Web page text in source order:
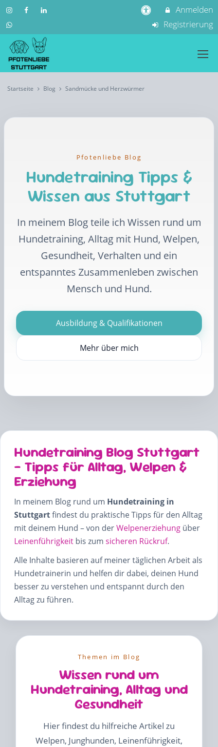
Anmelden
Registrierung
Startseite Blog Sandmücke und Herzwürmer
Pfotenliebe Blog
Hundetraining Tipps &
Wissen aus Stuttgart
In meinem Blog teile ich Wissen rund um
Hundetraining, Alltag mit Hund, Welpen,
Gesundheit, Verhalten und ein
entspanntes Zusammenleben zwischen
Mensch und Hund.
Ausbildung & Qualifikationen
Mehr über mich
Hundetraining Blog Stuttgart
– Tipps für Alltag, Welpen &
Erziehung
In meinem Blog rund um Hundetraining in
Stuttgartfindest du praktische Tipps für den Alltag
mit deinem Hund – von derWelpenerziehung über
Leinenführigkeit bis zum sicheren Rückruf.
Alle Inhalte basieren auf meiner täglichen Arbeit als
Hundetrainerin und helfen dir dabei, deinen Hund
besser zu verstehen und entspannt durch den
Alltag zu führen.
Themen im Blog
Wissen rund um
Hundetraining, Alltag und
Gesundheit
Hier findest du hilfreiche Artikel zu
Welpen, Junghunden, Leinenführigkeit,